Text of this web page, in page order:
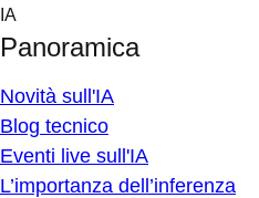
Skip
content
IA
Panoramica
Novità sull'IA
Blog tecnico
Eventi live sull'IA
L’importanza dell’inferenza